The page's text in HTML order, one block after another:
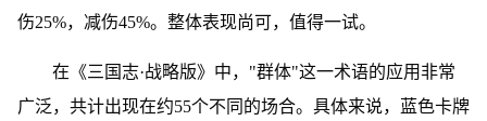
伤25%，减伤45%。整体表现尚可，值得一试。
在《三国志·战略版》中，"群体"这一术语的应用非常
广泛，共计出现在约55个不同的场合。具体来说，蓝色卡牌